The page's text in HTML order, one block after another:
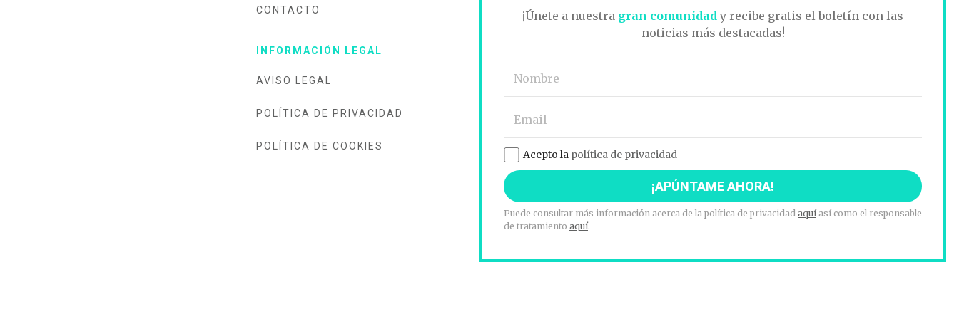
CONTACTO
INFORMACIÓN LEGAL
AVISO LEGAL
POLÍTICA DE PRIVACIDAD
POLÍTICA DE COOKIES
¡Únete a nuestra gran comunidady recibe gratis el boletín con las
noticias más destacadas!
Acepto la política de privacidad
Puede consultar más información acerca de la política de privacidad aquíasí como el responsable
de tratamiento aquí.